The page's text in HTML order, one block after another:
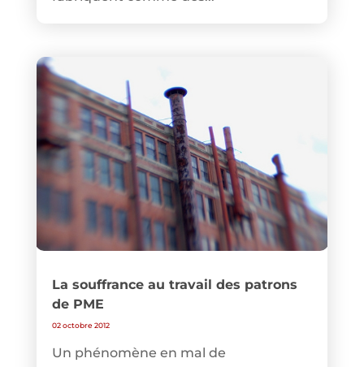
La souffrance au travail des patrons
de PME
02 octobre 2012
Un phénomène en mal de